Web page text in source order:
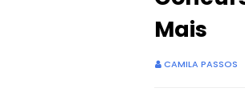
Mais
CAMILA PASSOS